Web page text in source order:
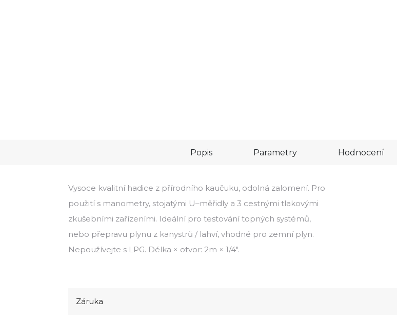
Popis Parametry Hodnocení
Vysoce kvalitní hadice z přírodního kaučuku, odolná zalomení. Pro
použití s manometry, stojatými U–měřidly a 3 cestnými tlakovými
zkušebními zařízeními. Ideální pro testování topných systémů,
nebo přepravu plynu z kanystrů / lahví, vhodné pro zemní plyn.
Nepoužívejte s LPG. Délka × otvor: 2m × 1/4".
Záruka